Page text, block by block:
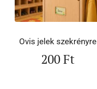
Ovis jelek szekrényre
200Ft